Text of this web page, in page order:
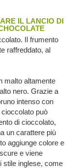
IL LANCIO DI
Il frumento
raffreddato, al
malto altamente
nero. Grazie a
intenso con
può
di cioccolato,
un carattere più
aggiunge colore e
e viene
stile inglese, come